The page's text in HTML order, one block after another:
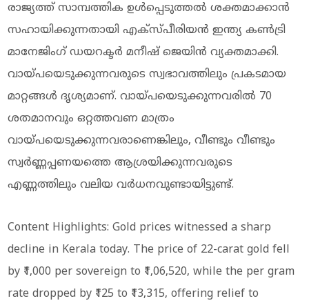
രാജ്യത്ത് സാമ്പത്തിക ഉൾപ്പെടുത്തൽ ശക്തമാക്കാൻ
സഹായിക്കുന്നതായി എക്സ്പീരിയൻ ഇന്ത്യ കൺട്രി
മാനേജിംഗ് ഡയറക്ടർ മനീഷ് ജെയിൻ വ്യക്തമാക്കി.
വായ്പയെടുക്കുന്നവരുടെ സ്വഭാവത്തിലും പ്രകടമായ
മാറ്റങ്ങൾ ദൃശ്യമാണ്. വായ്പയെടുക്കുന്നവരിൽ 70
ശതമാനവും ഒറ്റത്തവണ മാത്രം
വായ്പയെടുക്കുന്നവരാണെങ്കിലും, വീണ്ടും വീണ്ടും
സ്വർണ്ണപ്പണയത്തെ ആശ്രയിക്കുന്നവരുടെ
എണ്ണത്തിലും വലിയ വർധനവുണ്ടായിട്ടുണ്ട്.
Content Highlights: Gold prices witnessed a sharp
decline in Kerala today. The price of 22-carat gold fell
by ₹1,000 per sovereign to ₹1,06,520, while the per gram
rate dropped by ₹125 to ₹13,315, offering relief to